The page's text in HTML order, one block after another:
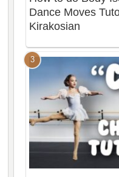
Dance Moves
Kirakosian